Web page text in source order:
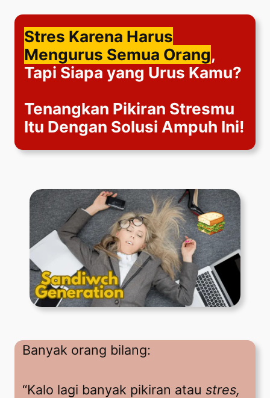
Lewati
kontenStres Karena Harus
Mengurus Semua Orang,
Tapi Siapa yang Urus Kamu?
Tenangkan Pikiran Stresmu
Itu Dengan Solusi Ampuh Ini!
Banyak orang bilang:
“Kalo lagi banyak pikiran ataustres,